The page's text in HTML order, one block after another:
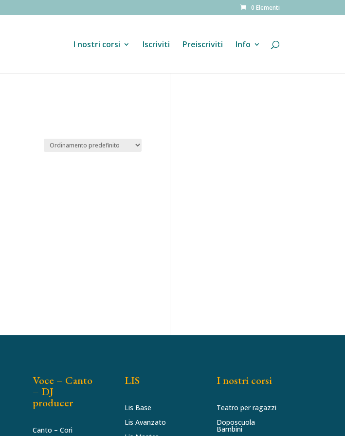
0 Elementi
I nostri corsi Iscriviti Preiscriviti Info
Voce – Canto
– DJ
producer
Canto – Cori
LIS
Lis Base
Lis Avanzato
I nostri corsi
Teatro per ragazzi
Doposcuola
Bambini